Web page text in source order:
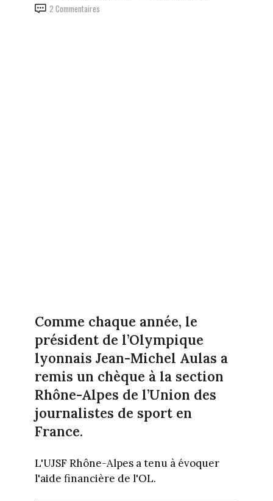
2 Commentaires
Comme chaque année, le
président de l’Olympique
lyonnais Jean-Michel Aulas a
remis un chèque à la section
Rhône-Alpes de l’Union des
journalistes de sport en
France.
L'UJSF Rhône-Alpes a tenu à évoquer
l'aide financière de l'OL.